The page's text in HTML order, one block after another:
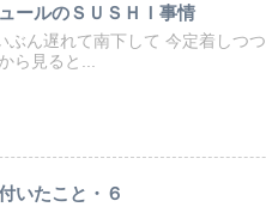
ールのＳＵＳＨＩ事情
ぶん遅れて南下して 今定着しつ
ら見ると...
いたこと・６